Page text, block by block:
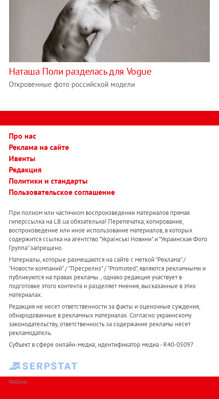
Наташа Поли разделась для Vogue
Откровенные фото российской модели
Про нас
Реклама на сайте
Ивенты
Редакция
Политики и стандарты
Пользовательское соглашение
При полном или частичном воспроизведении материалов прямая
гиперссылка на LB.ua обязательна! Перепечатка, копирование,
воспроизведение или иное использование материалов, в которых
содержится ссылка на агентство "Українськi Новини" и "Украинская Фото
Группа" запрещено.
Материалы, которые размещаются на сайте с меткой "Реклама" /
"Новости компаний" / "Пресрелиз" / "Promoted", являются рекламными и
публикуются на правах рекламы. , однако редакция участвует в
подготовке этого контента и разделяет мнения, высказанные в этих
материалах.
Редакция не несет ответственности за факты и оценочные суждения,
обнародованные в рекламных материалах. Согласно украинскому
законодательству, ответственность за содержание рекламы несет
рекламодатель.
Субъект в сфере онлайн-медиа; идентификатор медиа - R40-05097
РЕКЛАМА